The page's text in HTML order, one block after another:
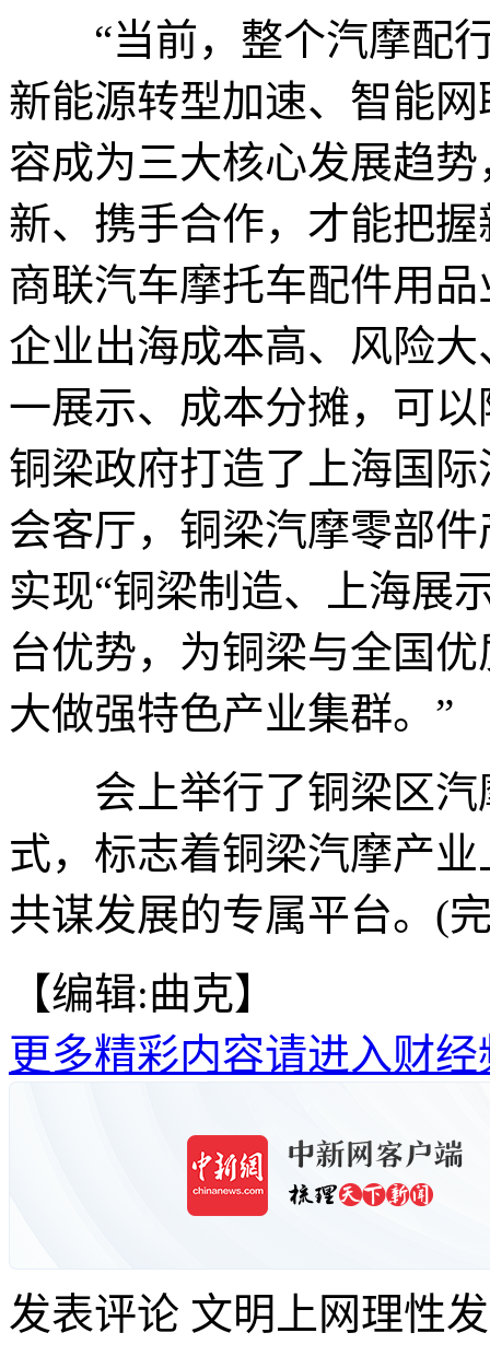
“当前，整个汽摩配行
新能源转型加速、智能
容成为三大核心发展趋
新、携手合作，才能把
商联汽车摩托车配件用
企业出海成本高、风险
一展示、成本分摊，可
铜梁政府打造了上海国
会客厅，铜梁汽摩零部
实现“铜梁制造、上海展
台优势，为铜梁与全国
大做强特色产业集群。”
会上举行了铜梁区汽
式，标志着铜梁汽摩产
共谋发展的专属平台。(
【编辑:曲克】
更多精彩内容请进入财经
发表评论 文明上网理性